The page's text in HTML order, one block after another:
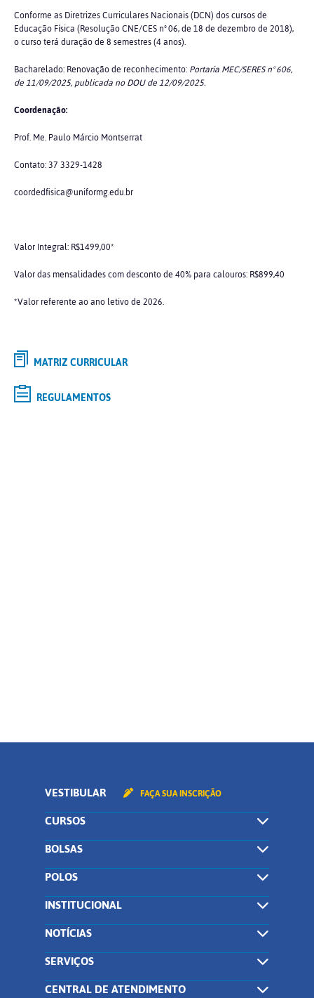
Conforme as Diretrizes Curriculares Nacionais (DCN) dos cursos de
Educação Física (Resolução CNE/CES nº 06, de 18 de dezembro de 2018),
o curso terá duração de 8 semestres (4 anos).
Bacharelado: Renovação de reconhecimento:Portaria MEC/SERES nº 606,
de 11/09/2025,publicada no DOU de 12/09/2025.
Coordenação:
Prof. Me. Paulo Márcio Montserrat
Contato: 37 3329-1428
coordedfisica@uniformg.edu.br
Valor Integral: R$1499,00*
Valor das mensalidades com desconto de 40% para calouros: R$899,40
*Valor referente ao ano letivo de 2026.
MATRIZ CURRICULAR
REGULAMENTOS
VESTIBULAR FAÇA SUA INSCRIÇÃO
CURSOS
BOLSAS
POLOS
INSTITUCIONAL
NOTÍCIAS
SERVIÇOS
CENTRAL DE ATENDIMENTO